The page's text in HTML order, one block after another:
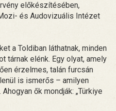
előkészítésében,
és Audovizuális Intézet
a Toldiban láthatnak, minden
tárnak elénk. Egy olyat, amely
érzelmes, talán furcsán
is ismerős – amilyen
ők mondják: „Türkiye